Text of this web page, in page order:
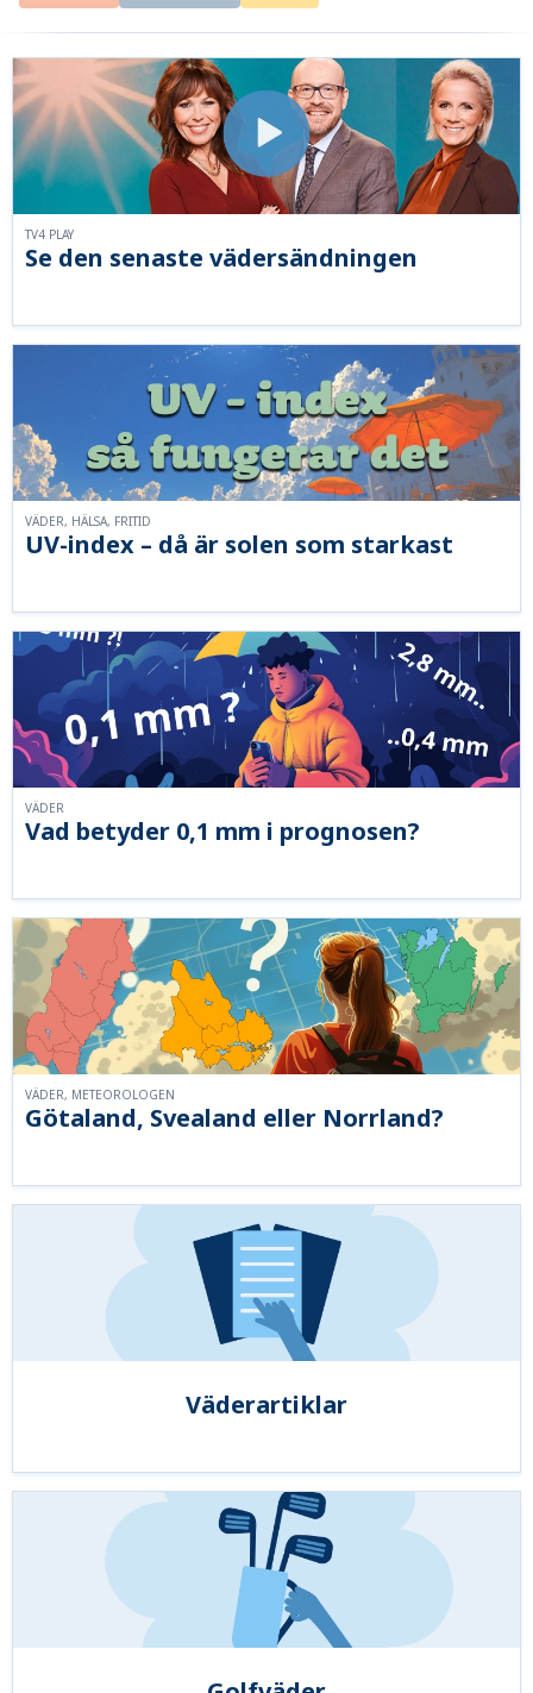
Se den senaste vädersändningen
TV4 PLAY
UV-index – då är solen som starkast
VÄDER, HÄLSA, FRITID
Vad betyder 0,1 mm i prognosen?
VÄDER
Götaland, Svealand eller Norrland?
VÄDER, METEOROLOGEN
Väderartiklar